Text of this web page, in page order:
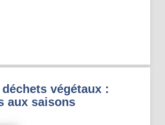
végétaux :
aux saisons